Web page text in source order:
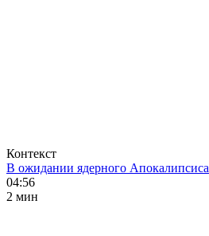
Контекст
В ожидании ядерного Апокалипсиса
04:56
2 мин